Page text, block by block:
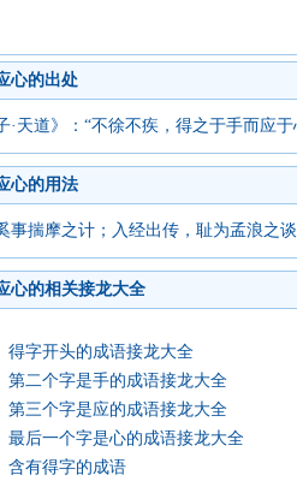
心的出处
·天道》：“不徐不疾，得之于手而应于
心的用法
事揣摩之计；入经出传，耻为孟浪之
心的相关接龙大全
得字开头的成语接龙大全
第二个字是手的成语接龙大全
第三个字是应的成语接龙大全
最后一个字是心的成语接龙大全
含有得字的成语